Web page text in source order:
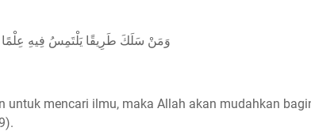
untuk mencari ilmu, maka Allah akan mudahkan